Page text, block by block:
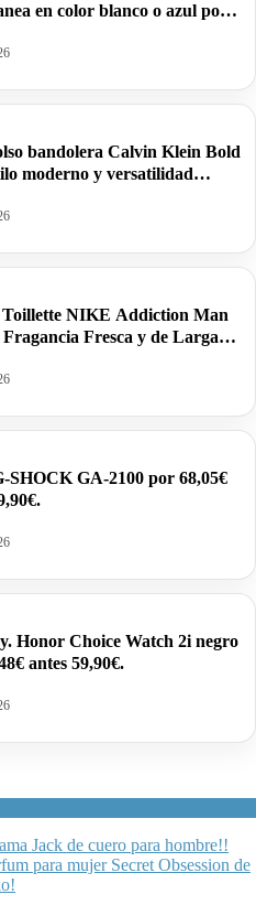
en color blanco o azul por
bandolera Calvin Klein Bold
moderno y versatilidad
Toillette NIKE Addiction Man
Fragancia Fresca y de Larga
SHOCK GA-2100 por 68,05€
Honor Choice Watch 2i negro
antes 59,90€.
Jack de cuero para hombre!!
para mujer Secret Obsession de